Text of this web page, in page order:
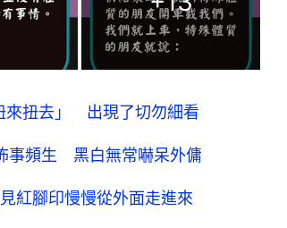
來扭去」 出現了切勿細看
事頻生 黑白無常嚇呆外傭
紅腳印慢慢從外面走進來